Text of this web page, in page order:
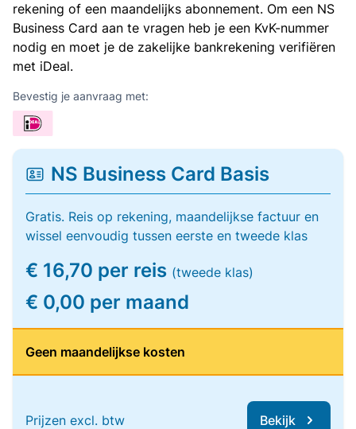
rekening of een maandelijks abonnement. Om een NS
Business Card aan te vragen heb je een KvK-nummer
nodig en moet je de zakelijke bankrekening verifiëren
met iDeal.
Bevestig je aanvraag met:
NS Business Card Basis
Gratis. Reis op rekening, maandelijkse factuur en
wissel eenvoudig tussen eerste en tweede klas
€ 16,70 per reis (tweede klas)
€ 0,00 per maand
Geen maandelijkse kosten
Prijzen excl. btw Bekijk